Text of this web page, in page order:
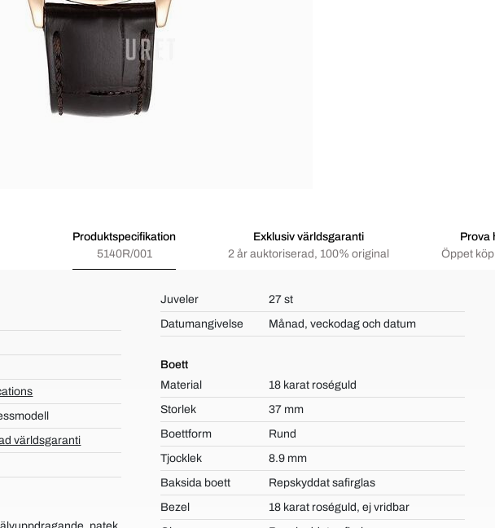
Produktspecifikation
5140R/001
Exklusiv världsgaranti
2 år auktoriserad, 100% original
Prova
Öppet
världsgaranti
Juveler
27 st
Datumangivelse
Månad, veckodag och datum
Boett
Material
18 karat roséguld
Storlek
37 mm
Boettform
Rund
Tjocklek
8.9 mm
Baksida boett
Repskyddat safirglas
Bezel
18 karat roséguld, ej vridbar